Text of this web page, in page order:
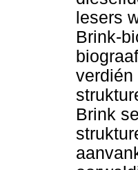
lesers
Brink-
verdién
Brink